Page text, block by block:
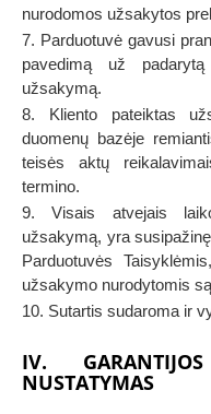
nurodomos užsakytos
7. Parduotuvė gavusi
pavedimą už
užsakymą.
8. Kliento pateiktas
duomenų bazėje
teisės aktų
termino.
9. Visais atvejais
užsakymą, yra
Parduotuvės
užsakymo nurodytomis
10. Sutartis sudaroma ir
IV.
NUSTATYMAS